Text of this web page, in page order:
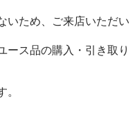
いため、ご来店いただい
ース品の購入・引き取り
。